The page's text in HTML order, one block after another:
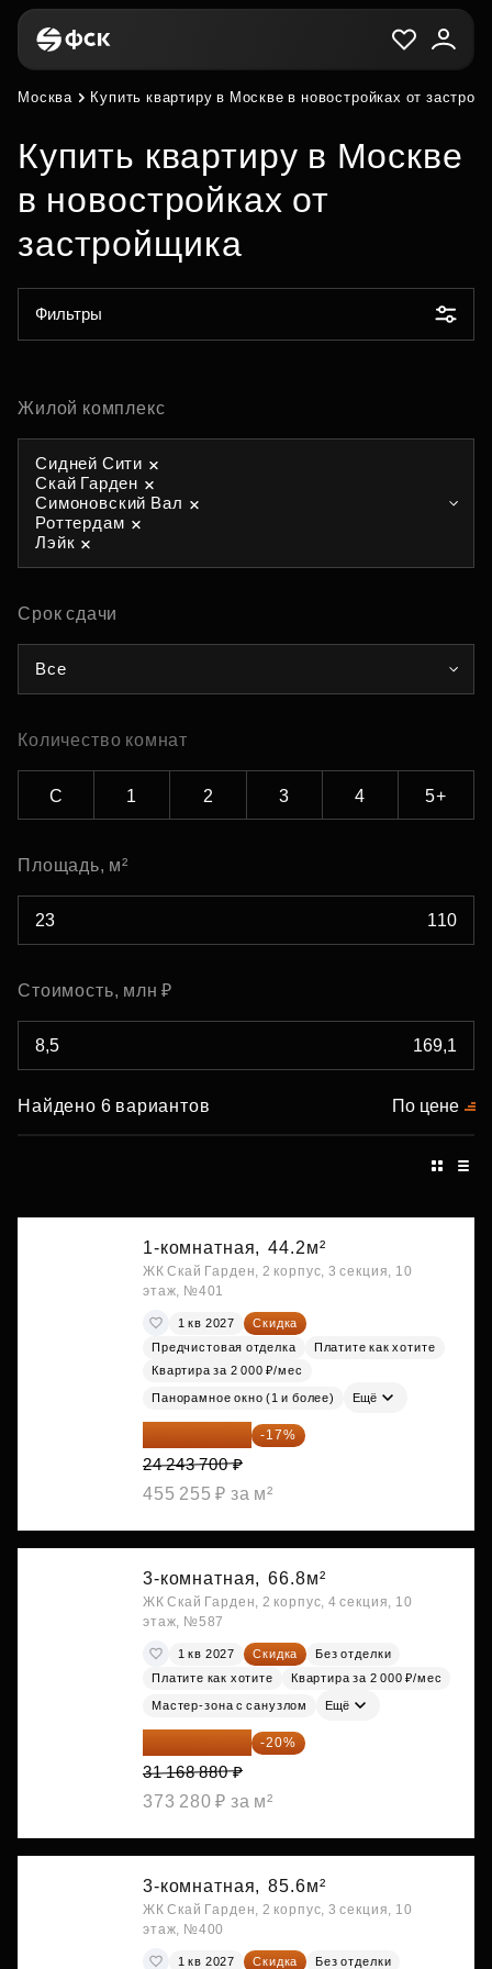
Москва Купить квартиру в Москве в новостройках от
Купить квартиру в Москве
в новостройках от
застройщика
Фильтры
Жилой комплекс
Сидней Сити
Скай Гарден
Симоновский Вал
Роттердам
Лэйк
Срок сдачи
Все
Количество комнат
С 1 2 3 4 5+
Площадь, м²
Стоимость, млн ₽
Найдено 6 вариантов По цене
1-комнатная, 44.2м²
ЖК Скай Гарден, 2 корпус, 3 секция, 10
этаж, №401
1 кв 2027
Скидка
Предчистовая отделка
Платите как хотите
Квартира за 2 000 ₽/мес
Панорамное окно (1 и более) Ещё
20 122 271 ₽ -17%
24 243 700 ₽
455 255 ₽ за м²
3-комнатная, 66.8м²
ЖК Скай Гарден, 2 корпус, 4 секция, 10
этаж, №587
1 кв 2027 Скидка
Без отделки
Платите как хотите
Квартира за 2 000 ₽/мес
Мастер-зона с санузлом Ещё
24 935 104 ₽ -20%
31 168 880 ₽
373 280 ₽ за м²
3-комнатная, 85.6м²
ЖК Скай Гарден, 2 корпус, 3 секция, 10
этаж, №400
1 кв 2027 Скидка Без отделки